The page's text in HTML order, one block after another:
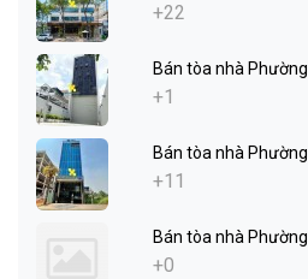
+22
Bán tòa nhà
+1
Bán tòa nhà
+11
Bán tòa nhà
+0